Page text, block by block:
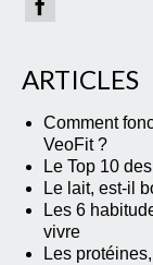
ARTICLES
Comment
VeoFit ?
Le Top 10
Le lait, est-il
Les 6
vivre
Les